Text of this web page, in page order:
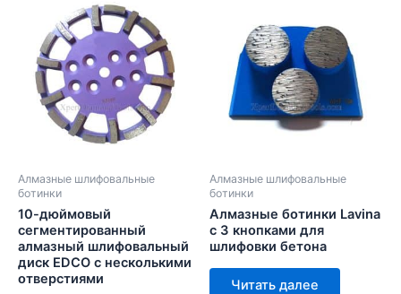
Алмазные шлифовальные
ботинки
10-дюймовый
сегментированный
алмазный шлифовальный
диск EDCO с несколькими
отверстиями
Алмазные шлифовальные
ботинки
Алмазные ботинки Lavina
с 3 кнопками для
шлифовки бетона
Читать далее